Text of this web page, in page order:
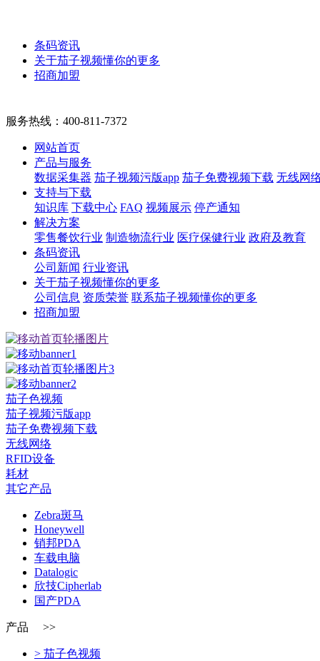
条码资讯
关于茄子视频懂你的更多
招商加盟
服务热线： 400-811-7372
网站首页
产品与服务
数据采集器 茄子视频污版app 茄子免费视频下载 无线网
支持与下载
知识库 下载中心 FAQ 视频展示 停产通知
解决方案
零售餐饮行业 制造物流行业 医疗保健行业 政府及教育
条码资讯
公司新闻 行业资讯
关于茄子视频懂你的更多
公司信息 资质荣誉 联系茄子视频懂你的更多
招商加盟
茄子色视频
茄子视频污版app
茄子免费视频下载
无线网络
RFID设备
耗材
其它产品
Zebra斑马
Honeywell
销邦PDA
车载电脑
Datalogic
欣技Cipherlab
国产PDA
产品 >>
> 茄子色视频